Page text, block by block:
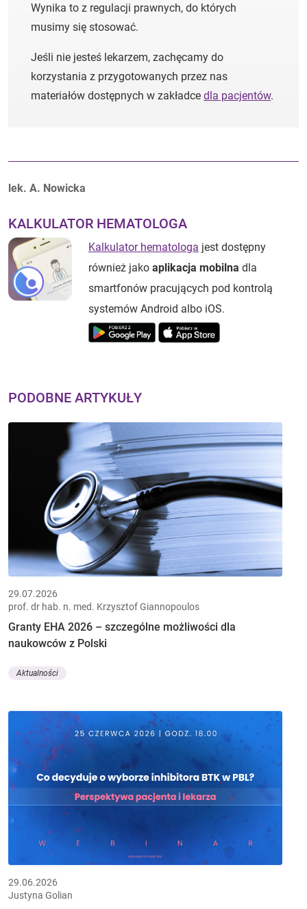
Wynika to z regulacji prawnych, do których
musimy się stosować.
Jeśli nie jesteś lekarzem, zachęcamy do
korzystania z przygotowanych przez nas
materiałów dostępnych w zakładce dla pacjentów.
Autorzy:
lek. A. Nowicka
KALKULATOR HEMATOLOGA
Kalkulator hematologa jest dostępny
również jako aplikacja mobilna dla
smartfonów pracujących pod kontrolą
systemów Android albo iOS.
PODOBNE ARTYKUŁY
29.07.2026
prof. dr hab. n. med. Krzysztof Giannopoulos
Granty EHA 2026 – szczególne możliwości dla
naukowców z Polski
Aktualności
29.06.2026
Justyna Golian